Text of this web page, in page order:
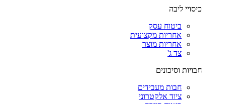
כיסויי ליבה
ביטוח עסק
אחריות מקצועית
אחריות מוצר
צד ג'
חבויות וסיכונים
חבות מעבידים
ציוד אלקטרוני